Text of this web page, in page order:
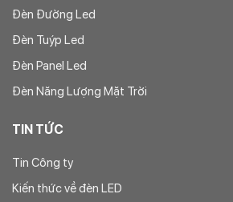
Đèn Đường Led
Đèn Tuýp Led
Đèn Panel Led
Đèn Năng Lượng Mặt Trời
TIN TỨC
Tin Công ty
Kiến thức về đèn LED